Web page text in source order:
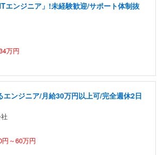
エンジニア」!未経験歓迎/サポート体制抜
万円
エンジニア/月給30万円以上可/完全週休2日
円～60万円